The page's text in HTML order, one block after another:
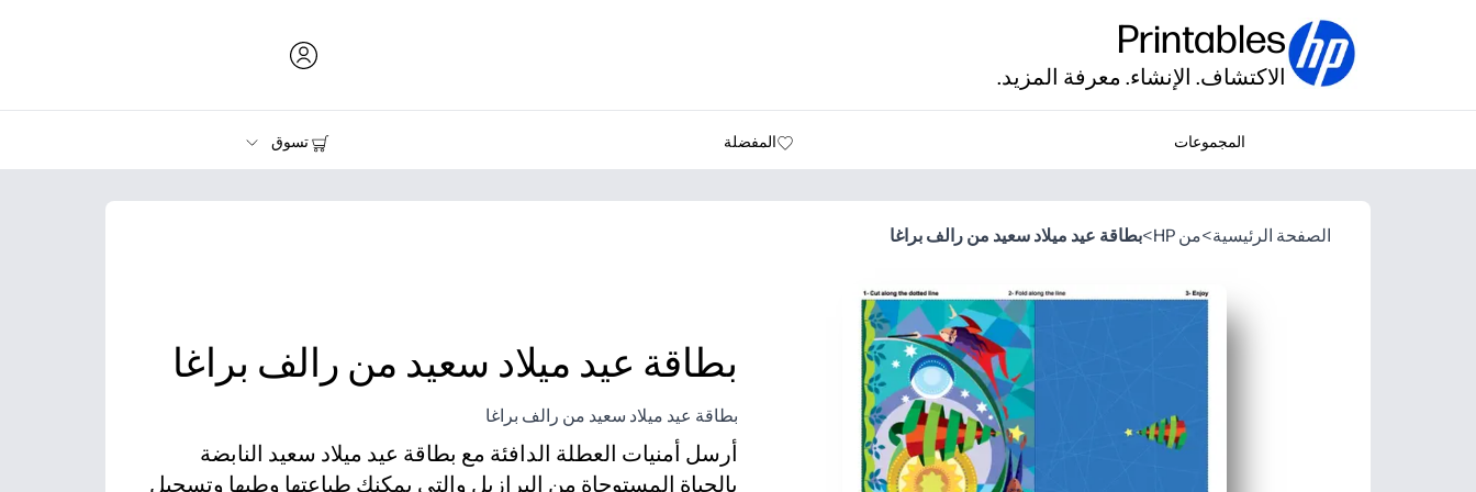
Printables
الاكتشاف. الإنشاء. معرفة المزيد.
المجموعات المفضلة
تسوق
الطابعات
الصفحة الرئيسية>من HP >بطاقة عيد ميلاد سعيد من رالف براغا
بطاقة عيد ميلاد سعيد من رالف براغا
بطاقة عيد ميلاد سعيد من رالف براغا
أرسل أمنيات العطلة الدافئة مع بطاقة عيد ميلاد سعيد النابضة
بالحياة المستوحاة من البرازيل والتي يمكنك طباعتها وطيها وتسجيل